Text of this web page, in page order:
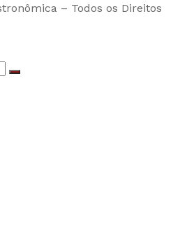
– Todos os Direitos